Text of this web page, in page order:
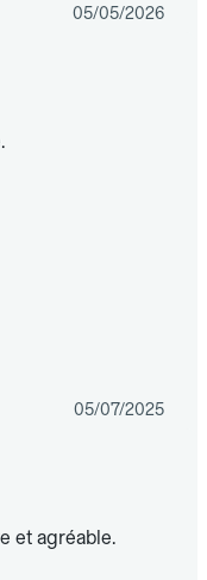
05/05/2026
05/07/2025
et agréable.